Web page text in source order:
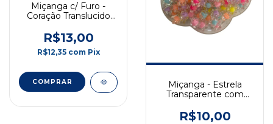
Miçanga c/ Furo -
Coração Translucido
20mm
R$13,00
R$12,35 com Pix
COMPRAR
Miçanga - Estrela
Transparente com
12mm - Pct c/ 50gr
R$10,00